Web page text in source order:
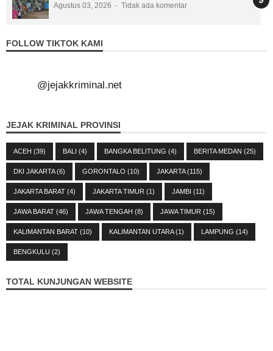
Agustus 03, 2026 Tidak ada komentar
FOLLOW TIKTOK KAMI
@jejakkriminal.net
JEJAK KRIMINAL PROVINSI
ACEH (39) BALI (4) BANGKA BELITUNG (4) BERITA MEDAN (25)
DKI JAKARTA(6) GORONTALO (10) JAKARTA(115)
JAKARTA BARAT (4) JAKARTA TIMUR (1) JAMBI (11)
JAWA BARAT (46) JAWA TENGAH (8) JAWA TIMUR (15)
KALIMANTAN BARAT (10) KALIMANTAN UTARA(1) LAMPUNG (14)
BENGKULU (2)
TOTAL KUNJUNGAN WEBSITE